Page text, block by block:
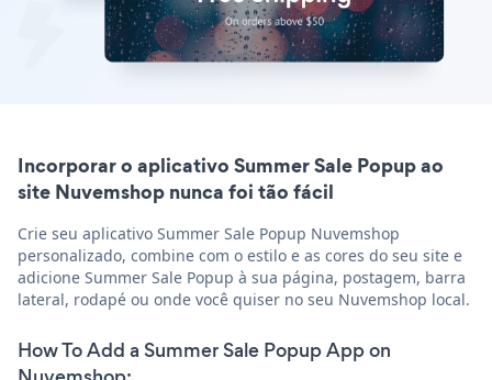
Incorporar o aplicativo Summer Sale Popup ao
site Nuvemshop nunca foi tão fácil
Crie seu aplicativo Summer Sale Popup Nuvemshop
personalizado, combine com o estilo e as cores do seu site e
adicione Summer Sale Popup à sua página, postagem, barra
lateral, rodapé ou onde você quiser no seu Nuvemshop local.
How To Add a Summer Sale Popup App on